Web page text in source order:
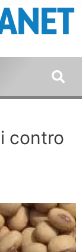
contro